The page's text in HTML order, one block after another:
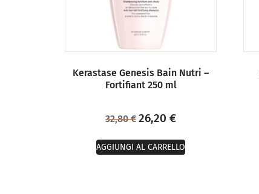
Kerastase Genesis Bain Nutri –
Fortifiant 250 ml
32,80€ 26,20€
AGGIUNGI AL CARRELLO